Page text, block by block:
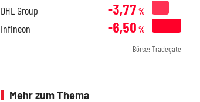
DHL Group -3,77 %
Infineon -6,50 %
Börse: Tradegate
Mehr zum Thema